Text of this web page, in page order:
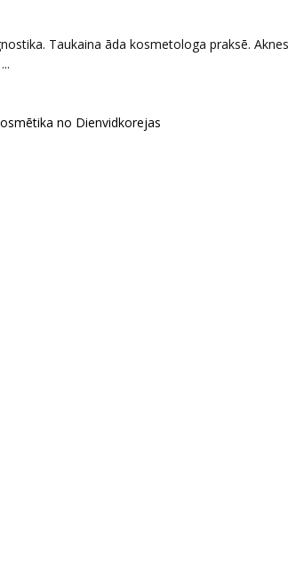
Taukaina āda kosmetologa praksē.
no Dienvidkorejas